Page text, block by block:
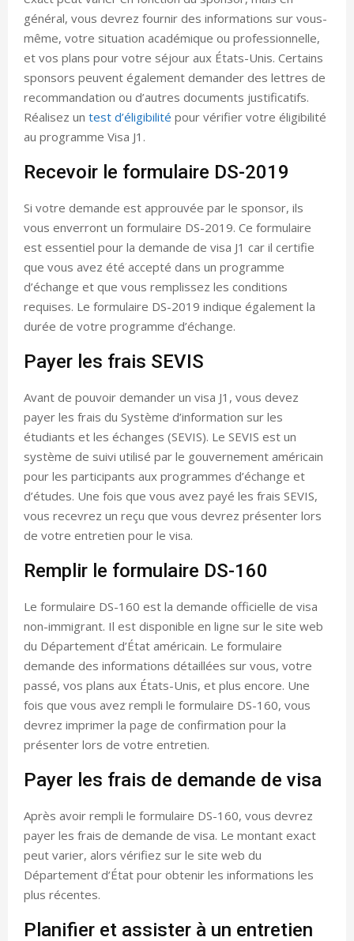
général, vous devrez fournir des informations sur vous-
même, votre situation académique ou professionnelle,
et vos plans pour votre séjour aux États-Unis. Certains
sponsors peuvent également demander des lettres de
recommandation ou d’autres documents justificatifs.
Réalisez un test d’éligibilité pour vérifier votre éligibilité
au programme Visa J1.
Recevoir le formulaire DS-2019
Si votre demande est approuvée par le sponsor, ils
vous enverront un formulaire DS-2019. Ce formulaire
est essentiel pour la demande de visa J1 car il certifie
que vous avez été accepté dans un programme
d’échange et que vous remplissez les conditions
requises. Le formulaire DS-2019 indique également la
durée de votre programme d’échange.
Payer les frais SEVIS
Avant de pouvoir demander un visa J1, vous devez
payer les frais du Système d’information sur les
étudiants et les échanges (SEVIS). Le SEVIS est un
système de suivi utilisé par le gouvernement américain
pour les participants aux programmes d’échange et
d’études. Une fois que vous avez payé les frais SEVIS,
vous recevrez un reçu que vous devrez présenter lors
de votre entretien pour le visa.
Remplir le formulaire DS-160
Le formulaire DS-160 est la demande officielle de visa
non-immigrant. Il est disponible en ligne sur le site web
du Département d’État américain. Le formulaire
demande des informations détaillées sur vous, votre
passé, vos plans aux États-Unis, et plus encore. Une
fois que vous avez rempli le formulaire DS-160, vous
devrez imprimer la page de confirmation pour la
présenter lors de votre entretien.
Payer les frais de demande de visa
Après avoir rempli le formulaire DS-160, vous devrez
payer les frais de demande de visa. Le montant exact
peut varier, alors vérifiez sur le site web du
Département d’État pour obtenir les informations les
plus récentes.
Planifier et assister à un entretien